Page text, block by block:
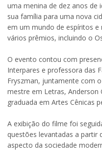
uma menina de dez anos de
sua família para uma nova
em um mundo de espíritos
vários prêmios, incluindo o
O evento contou com
Interpares e professora das
Fryszman, juntamente com
mestre em Letras, Anderson
graduada em Artes Cênicas
A exibição do filme foi
questões levantadas a partir
aspecto da sociedade